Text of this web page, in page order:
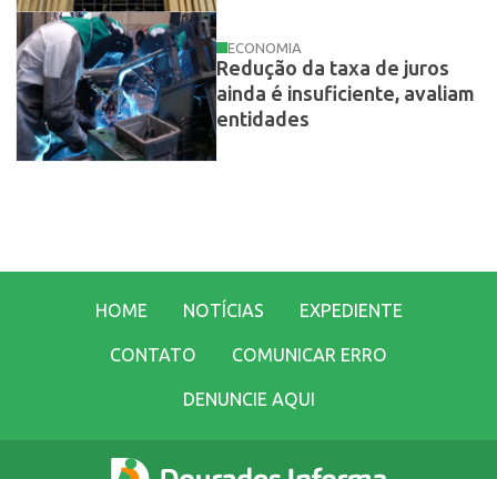
ECONOMIA
Redução da taxa de juros
ainda é insuficiente, avaliam
entidades
HOME NOTÍCIAS EXPEDIENTE
CONTATO COMUNICAR ERRO
DENUNCIE AQUI